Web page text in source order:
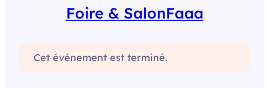
Foire & SalonFaaa
Cet événement est terminé.